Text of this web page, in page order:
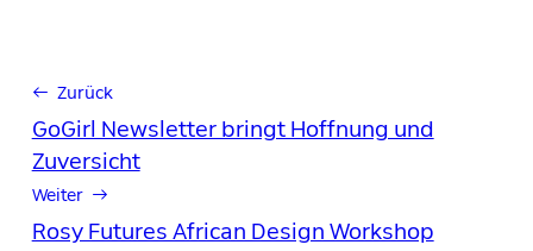
← Zurück
GoGirl Newsletter bringt Hoffnung und
Zuversicht
Weiter →
Rosy Futures African Design Workshop